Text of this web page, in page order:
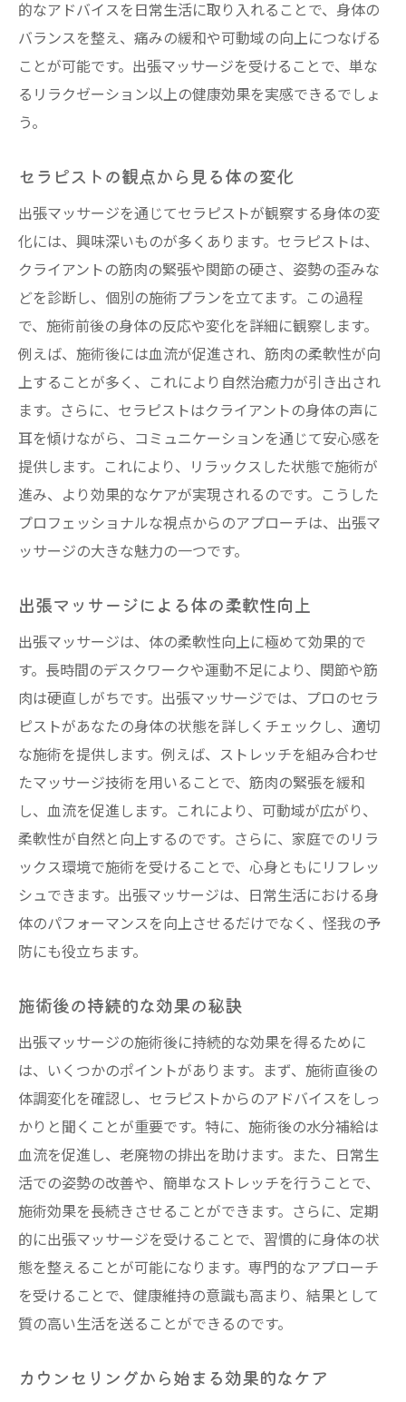
的なアドバイスを日常生活に取り入れることで、身体の
バランスを整え、痛みの緩和や可動域の向上につなげる
ことが可能です。出張マッサージを受けることで、単な
るリラクゼーション以上の健康効果を実感できるでしょ
う。
セラピストの観点から見る体の変化
出張マッサージを通じてセラピストが観察する身体の変
化には、興味深いものが多くあります。セラピストは、
クライアントの筋肉の緊張や関節の硬さ、姿勢の歪みな
どを診断し、個別の施術プランを立てます。この過程
で、施術前後の身体の反応や変化を詳細に観察します。
例えば、施術後には血流が促進され、筋肉の柔軟性が向
上することが多く、これにより自然治癒力が引き出され
ます。さらに、セラピストはクライアントの身体の声に
耳を傾けながら、コミュニケーションを通じて安心感を
提供します。これにより、リラックスした状態で施術が
進み、より効果的なケアが実現されるのです。こうした
プロフェッショナルな視点からのアプローチは、出張マ
ッサージの大きな魅力の一つです。
出張マッサージによる体の柔軟性向上
出張マッサージは、体の柔軟性向上に極めて効果的で
す。長時間のデスクワークや運動不足により、関節や筋
肉は硬直しがちです。出張マッサージでは、プロのセラ
ピストがあなたの身体の状態を詳しくチェックし、適切
な施術を提供します。例えば、ストレッチを組み合わせ
たマッサージ技術を用いることで、筋肉の緊張を緩和
し、血流を促進します。これにより、可動域が広がり、
柔軟性が自然と向上するのです。さらに、家庭でのリラ
ックス環境で施術を受けることで、心身ともにリフレッ
シュできます。出張マッサージは、日常生活における身
体のパフォーマンスを向上させるだけでなく、怪我の予
防にも役立ちます。
施術後の持続的な効果の秘訣
出張マッサージの施術後に持続的な効果を得るために
は、いくつかのポイントがあります。まず、施術直後の
体調変化を確認し、セラピストからのアドバイスをしっ
かりと聞くことが重要です。特に、施術後の水分補給は
血流を促進し、老廃物の排出を助けます。また、日常生
活での姿勢の改善や、簡単なストレッチを行うことで、
施術効果を長続きさせることができます。さらに、定期
的に出張マッサージを受けることで、習慣的に身体の状
態を整えることが可能になります。専門的なアプローチ
を受けることで、健康維持の意識も高まり、結果として
質の高い生活を送ることができるのです。
カウンセリングから始まる効果的なケア